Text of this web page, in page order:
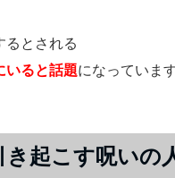
るとされる
いると話題になっています
き起こす呪いの